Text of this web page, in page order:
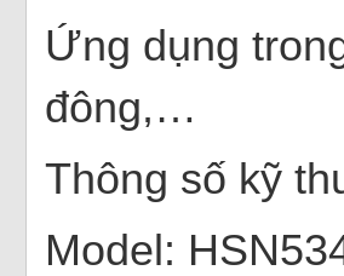
Ứng dụng
đông,…
Thông số kỹ
Model: